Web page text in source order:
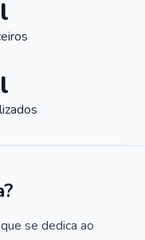
se dedica ao